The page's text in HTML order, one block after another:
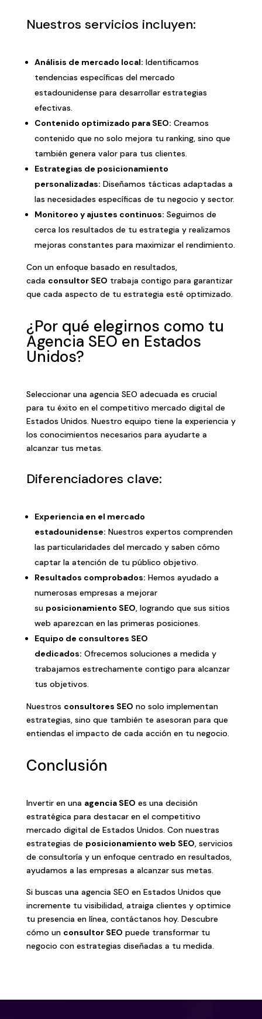
Nuestros servicios incluyen:
Análisis de mercado local: Identificamos
tendencias específicas del mercado
estadounidense para desarrollar estrategias
efectivas.
Contenido optimizado para SEO: Creamos
contenido que no solo mejora tu ranking, sino que
también genera valor para tus clientes.
Estrategias de posicionamiento
personalizadas: Diseñamos tácticas adaptadas a
las necesidades específicas de tu negocio y sector.
Monitoreo y ajustes continuos: Seguimos de
cerca los resultados de tu estrategia y realizamos
mejoras constantes para maximizar el rendimiento.
Con un enfoque basado en resultados,
cada consultor SEO trabaja contigo para garantizar
que cada aspecto de tu estrategia esté optimizado.
¿Por qué elegirnos como tu
Agencia SEO en Estados
Unidos?
Seleccionar una agencia SEO adecuada es crucial
para tu éxito en el competitivo mercado digital de
Estados Unidos. Nuestro equipo tiene la experiencia y
los conocimientos necesarios para ayudarte a
alcanzar tus metas.
Diferenciadores clave:
Experiencia en el mercado
estadounidense: Nuestros expertos comprenden
las particularidades del mercado y saben cómo
captar la atención de tu público objetivo.
Resultados comprobados: Hemos ayudado a
numerosas empresas a mejorar
su posicionamiento SEO, logrando que sus sitios
web aparezcan en las primeras posiciones.
Equipo de consultores SEO
dedicados: Ofrecemos soluciones a medida y
trabajamos estrechamente contigo para alcanzar
tus objetivos.
Nuestros consultores SEO no solo implementan
estrategias, sino que también te asesoran para que
entiendas el impacto de cada acción en tu negocio.
Conclusión
Invertir en una agencia SEO es una decisión
estratégica para destacar en el competitivo
mercado digital de Estados Unidos. Con nuestras
estrategias de posicionamiento web SEO, servicios
de consultoría y un enfoque centrado en resultados,
ayudamos a las empresas a alcanzar sus metas.
Si buscas una agencia SEO en Estados Unidos que
incremente tu visibilidad, atraiga clientes y optimice
tu presencia en línea, contáctanos hoy. Descubre
cómo un consultor SEO puede transformar tu
negocio con estrategias diseñadas a tu medida.